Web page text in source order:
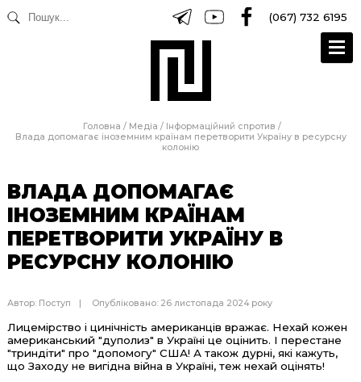
(067) 732 6195
Головна / Медіа / Інформаційний спротив /
Влада допомагає іноземним країнам перетворити Україну в ресурсну
колонію
ВЛАДА ДОПОМАГАЄ
ІНОЗЕМНИМ КРАЇНАМ
ПЕРЕТВОРИТИ УКРАЇНУ В
РЕСУРСНУ КОЛОНІЮ
Автор: Поступ Опубліковано: 26 листопада 2024 року
Лицемірство і цинічність американців вражає. Нехай кожен
американський "дуполиз" в Україні це оцінить. І перестане
"триндіти" про "допомогу" США! А також дурні, які кажуть,
що Заходу не вигідна війна в Україні, теж нехай оцінять!